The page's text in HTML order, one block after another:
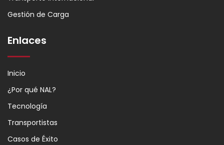
Gestión de Carga
Enlaces
Inicio
¿Por qué NAL?
Tecnología
Transportistas
Casos de Éxito